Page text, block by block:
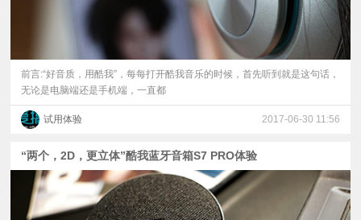
普
前言:“好音质，用酷我”，每每打开酷我音乐的时候，首先听到就是这句话，
无论是电脑端还是手机端，一直都
试用体验 2017-06-30 11:56
“两个，2D，更立体”酷我蓝牙音箱S7 PRO体验